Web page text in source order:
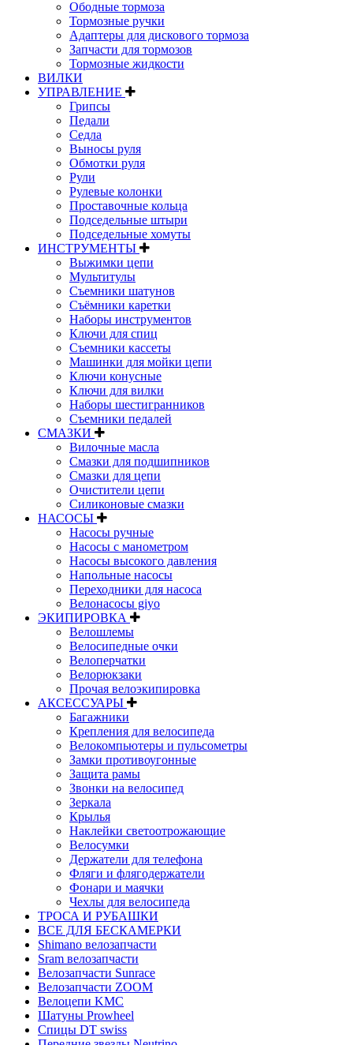
Ободные тормоза
Тормозные ручки
Адаптеры для дискового тормоза
Запчасти для тормозов
Тормозные жидкости
ВИЛКИ
УПРАВЛЕНИЕ
Грипсы
Педали
Седла
Выносы руля
Обмотки руля
Рули
Рулевые колонки
Проставочные кольца
Подседельные штыри
Подседельные хомуты
ИНСТРУМЕНТЫ
Выжимки цепи
Мультитулы
Съемники шатунов
Съёмники каретки
Наборы инструментов
Ключи для спиц
Съемники кассеты
Машинки для мойки цепи
Ключи конусные
Ключи для вилки
Наборы шестигранников
Съемники педалей
СМАЗКИ
Вилочные масла
Смазки для подшипников
Смазки для цепи
Очистители цепи
Силиконовые смазки
НАСОСЫ
Насосы ручные
Насосы с манометром
Насосы высокого давления
Напольные насосы
Переходники для насоса
Велонасосы giyo
ЭКИПИРОВКА
Велошлемы
Велосипедные очки
Велоперчатки
Велорюкзаки
Прочая велоэкипировка
АКСЕССУАРЫ
Багажники
Крепления для велосипеда
Велокомпьютеры и пульсометры
Замки противоугонные
Защита рамы
Звонки на велосипед
Зеркала
Крылья
Наклейки светоотрожающие
Велосумки
Держатели для телефона
Фляги и флягодержатели
Фонари и маячки
Чехлы для велосипеда
ТРОСА И РУБАШКИ
ВСЕ ДЛЯ БЕСКАМЕРКИ
Shimano велозапчасти
Sram велозапчасти
Велозапчасти Sunrace
Велозапчасти ZOOM
Велоцепи KMC
Шатуны Prowheel
Спицы DT swiss